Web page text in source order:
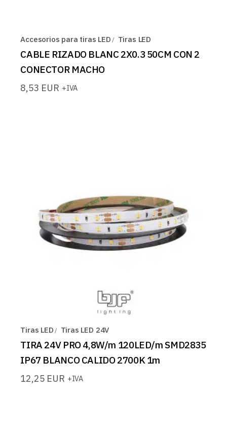
Accesorios para tiras LED Tiras LED
CABLE RIZADO BLANC 2X0.3 50CM CON 2
CONECTOR MACHO
8,53 EUR +IVA
Tiras LED Tiras LED 24V
TIRA 24V PRO 4,8W/m 120LED/m SMD2835
IP67 BLANCO CALIDO 2700K 1m
12,25 EUR +IVA